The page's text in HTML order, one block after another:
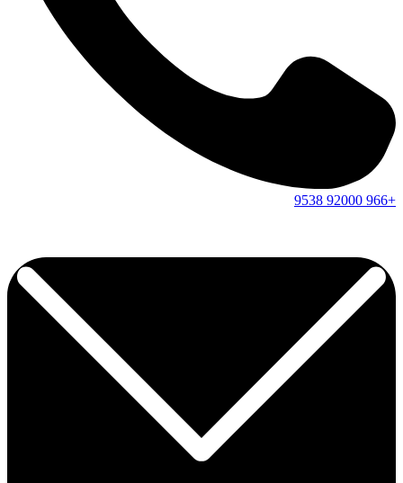
+966
92000
9538